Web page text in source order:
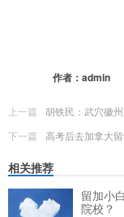
作者： admin
上一篇
胡铁民：武穴徽
下一篇
高考后去加拿大
相关推荐
留加小
院校？